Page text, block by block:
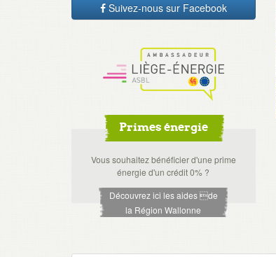
Suivez-nous sur Facebook
Primes énergie
Vous souhaitez bénéficier d'une prime
énergie d'un crédit 0% ?
Découvrez ici les aides de
la Région Wallonne